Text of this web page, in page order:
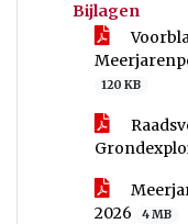
Bijlagen
120 KB
2026
4 MB